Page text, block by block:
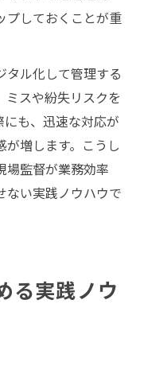
プしておくことが重
タル化して管理する
ミスや紛失リスクを
も、迅速な対応が
増します。こうし
場監督が業務効率
ない実践ノウハウで
る実践ノウ